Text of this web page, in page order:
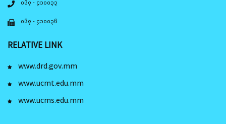
၀၆၇ - ၄၁၀၀၃၃
၀၆၇ - ၄၁၀၀၃၆
RELATIVE LINK
www.drd.gov.mm
www.ucmt.edu.mm
www.ucms.edu.mm